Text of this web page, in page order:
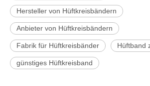
Hersteller von Hüftkreisbändern
Anbieter von Hüftkreisbändern
Fabrik für Hüftkreisbänder Hüftband
günstiges Hüftkreisband